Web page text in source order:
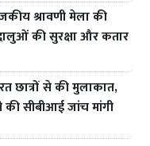
श्रावणी मेला की
की सुरक्षा और कतार
छात्रों से की मुलाकात,
सीबीआई जांच मांगी